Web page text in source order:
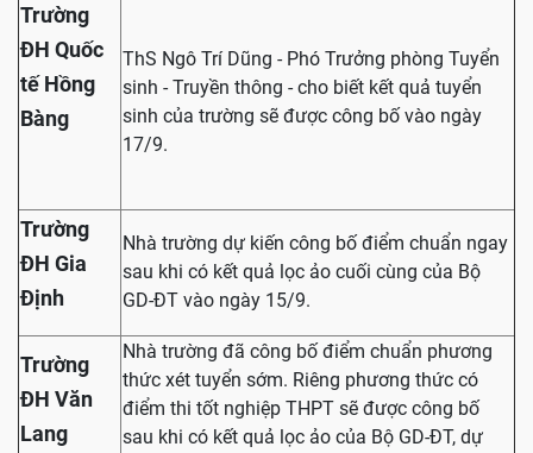
Trường
ĐH Quốc
tế Hồng
Bàng
ThS Ngô Trí Dũng - Phó Trưởng phòng Tuyển
sinh - Truyền thông - cho biết kết quả tuyển
sinh của trường sẽ được công bố vào ngày
17/9.
Trường
ĐH Gia
Định
Nhà trường dự kiến công bố điểm chuẩn ngay
sau khi có kết quả lọc ảo cuối cùng của Bộ
GD-ĐT vào ngày 15/9.
Trường
ĐH Văn
Lang
Nhà trường đã công bố điểm chuẩn phương
thức xét tuyển sớm. Riêng phương thức có
điểm thi tốt nghiệp THPT sẽ được công bố
sau khi có kết quả lọc ảo của Bộ GD-ĐT, dự